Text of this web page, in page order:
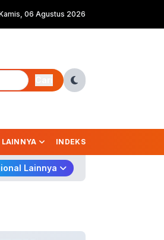
Piala Dunia 2026! Deposit Tembus Rp1 Triliun
06 Agustus 2026
LAINNYA INDEKS
Lainnya